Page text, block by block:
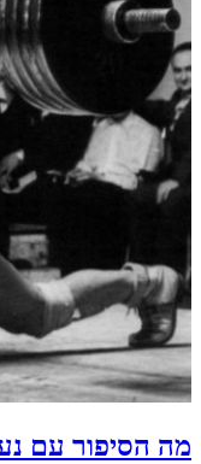
מה הסיפור עם